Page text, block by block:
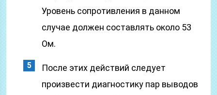
Уровень сопротивления в данном
случае должен составлять около 53
Ом.
После этих действий следует
произвести диагностику пар выводов